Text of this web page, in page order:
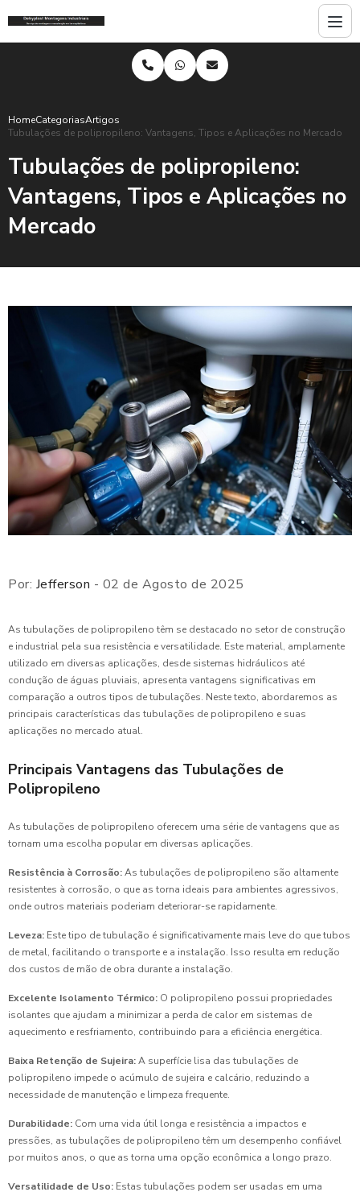
HomeCategoriasArtigos
Tubulações de polipropileno: Vantagens, Tipos e Aplicações no Mercado
Tubulações de polipropileno:
Vantagens, Tipos e Aplicações no
Mercado
Por: Jefferson - 02 de Agosto de 2025
As tubulações de polipropileno têm se destacado no setor de construção
e industrial pela sua resistência e versatilidade. Este material, amplamente
utilizado em diversas aplicações, desde sistemas hidráulicos até
condução de águas pluviais, apresenta vantagens significativas em
comparação a outros tipos de tubulações. Neste texto, abordaremos as
principais características das tubulações de polipropileno e suas
aplicações no mercado atual.
Principais Vantagens das Tubulações de
Polipropileno
As tubulações de polipropileno oferecem uma série de vantagens que as
tornam uma escolha popular em diversas aplicações.
Resistência à Corrosão:As tubulações de polipropileno são altamente
resistentes à corrosão, o que as torna ideais para ambientes agressivos,
onde outros materiais poderiam deteriorar-se rapidamente.
Leveza: Este tipo de tubulação é significativamente mais leve do que tubos
de metal, facilitando o transporte e a instalação. Isso resulta em redução
dos custos de mão de obra durante a instalação.
Excelente Isolamento Térmico: O polipropileno possui propriedades
isolantes que ajudam a minimizar a perda de calor em sistemas de
aquecimento e resfriamento, contribuindo para a eficiência energética.
Baixa Retenção de Sujeira:A superfície lisa das tubulações de
polipropileno impede o acúmulo de sujeira e calcário, reduzindo a
necessidade de manutenção e limpeza frequente.
Durabilidade: Com uma vida útil longa e resistência a impactos e
pressões, as tubulações de polipropileno têm um desempenho confiável
por muitos anos, o que as torna uma opção econômica a longo prazo.
Versatilidade de Uso: Estas tubulações podem ser usadas em uma